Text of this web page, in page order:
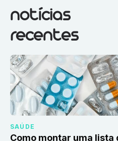
notícias
recentes
SAÚDE
Como montar uma